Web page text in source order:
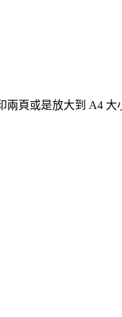
兩頁或是放大到 A4 大